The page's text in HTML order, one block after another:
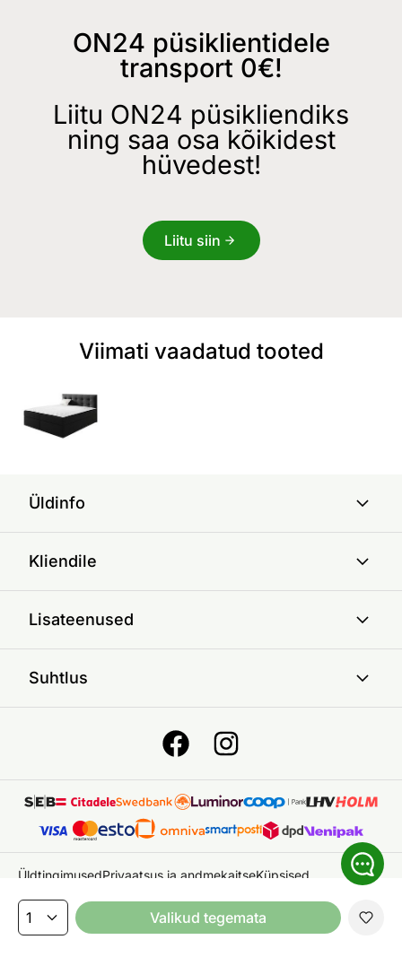
Valikud tegemata
ON24 püsiklientidele
transport 0€!
Liitu ON24 püsikliendiks
ning saa osa kõikidest
hüvedest!
Liitu siin
Viimati vaadatud tooted
Üldinfo
Kliendile
Lisateenused
Suhtlus
ÜldtingimusedPrivaatsus ja andmekaitseKüpsised